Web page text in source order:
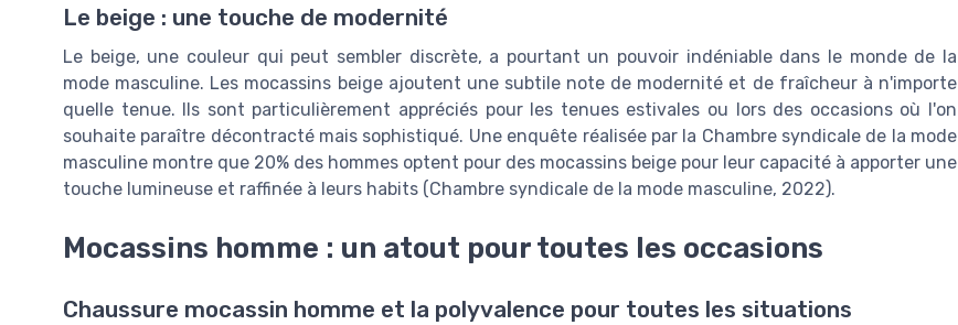
Le beige : une touche de modernité
Le beige, une couleur qui peut sembler discrète, a pourtant un pouvoir indéniable dans le monde de la
mode masculine. Les mocassins beige ajoutent une subtile note de modernité et de fraîcheur à n'importe
quelle tenue. Ils sont particulièrement appréciés pour les tenues estivales ou lors des occasions où l'on
souhaite paraître décontracté mais sophistiqué. Une enquête réalisée par la Chambre syndicale de la mode
masculine montre que 20% des hommes optent pour des mocassins beige pour leur capacité à apporter une
touche lumineuse et raffinée à leurs habits (Chambre syndicale de la mode masculine, 2022).
Mocassins homme : un atout pour toutes les occasions
Chaussure mocassin homme et la polyvalence pour toutes les situations